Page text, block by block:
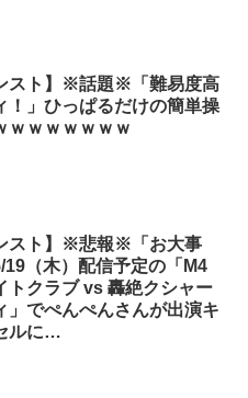
スト】※話題※「難易度高
！」ひっぱるだけの簡単操
ｗｗｗｗｗｗｗ
スト】※悲報※「お大事
19（木）配信予定の「M4
トクラブ vs 轟絶クシャー
」でぺんぺんさんが出演キ
ルに…